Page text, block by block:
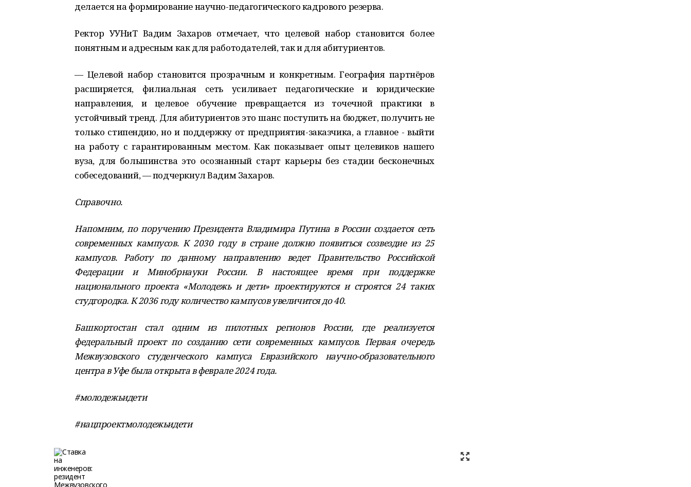
делается на формирование научно-педагогического кадрового резерва.
Ректор УУНиТ Вадим Захаров отмечает, что целевой набор становится более
понятным и адресным как для работодателей, так и для абитуриентов.
— Целевой набор становится прозрачным и конкретным. География партнёров
расширяется, филиальная сеть усиливает педагогические и юридические
направления, и целевое обучение превращается из точечной практики в
устойчивый тренд. Для абитуриентов это шанс поступить на бюджет, получить не
только стипендию, но и поддержку от предприятия-заказчика, а главное - выйти
на работу с гарантированным местом. Как показывает опыт целевиков нашего
вуза, для большинства это осознанный старт карьеры без стадии бесконечных
собеседований, — подчеркнул Вадим Захаров.
Справочно.
Напомним, по поручению Президента Владимира Путина в России создается сеть
современных кампусов. К 2030 году в стране должно появиться созвездие из 25
кампусов. Работу по данному направлению ведет Правительство Российской
Федерации и Минобрнауки России. В настоящее время при поддержке
национального проекта «Молодежь и дети» проектируются и строятся 24 таких
студгородка. К 2036 году количество кампусов увеличится до 40.
Башкортостан стал одним из пилотных регионов России, где реализуется
федеральный проект по созданию сети современных кампусов. Первая очередь
Межвузовского студенческого кампуса Евразийского научно-образовательного
центра в Уфе была открыта в феврале 2024 года.
#молодежьидети
#нацпроектмолодежьидети